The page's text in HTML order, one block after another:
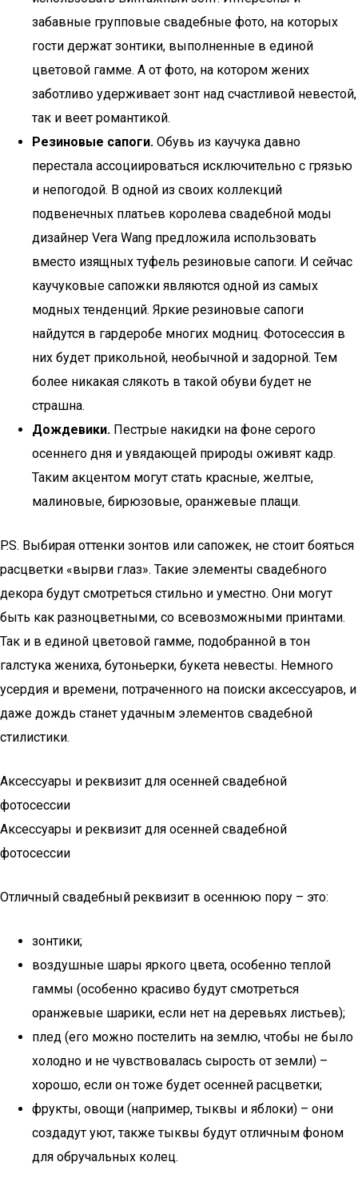
забавные групповые свадебные фото, на которых
гости держат зонтики, выполненные в единой
цветовой гамме. А от фото, на котором жених
заботливо удерживает зонт над счастливой невестой,
так и веет романтикой.
Резиновые сапоги. Обувь из каучука давно
перестала ассоциироваться исключительно с грязью
и непогодой. В одной из своих коллекций
подвенечных платьев королева свадебной моды
дизайнер Vera Wang предложила использовать
вместо изящных туфель резиновые сапоги. И сейчас
каучуковые сапожки являются одной из самых
модных тенденций. Яркие резиновые сапоги
найдутся в гардеробе многих модниц. Фотосессия в
них будет прикольной, необычной и задорной. Тем
более никакая слякоть в такой обуви будет не
страшна.
Дождевики. Пестрые накидки на фоне серого
осеннего дня и увядающей природы оживят кадр.
Таким акцентом могут стать красные, желтые,
малиновые, бирюзовые, оранжевые плащи.
P.S. Выбирая оттенки зонтов или сапожек, не стоит бояться
расцветки «вырви глаз». Такие элементы свадебного
декора будут смотреться стильно и уместно. Они могут
быть как разноцветными, со всевозможными принтами.
Так и в единой цветовой гамме, подобранной в тон
галстука жениха, бутоньерки, букета невесты. Немного
усердия и времени, потраченного на поиски аксессуаров, и
даже дождь станет удачным элементов свадебной
стилистики.
Аксессуары и реквизит для осенней свадебной
фотосессии
Аксессуары и реквизит для осенней свадебной
фотосессии
Отличный свадебный реквизит в осеннюю пору – это:
зонтики;
воздушные шары яркого цвета, особенно теплой
гаммы (особенно красиво будут смотреться
оранжевые шарики, если нет на деревьях листьев);
плед (его можно постелить на землю, чтобы не было
холодно и не чувствовалась сырость от земли) –
хорошо, если он тоже будет осенней расцветки;
фрукты, овощи (например, тыквы и яблоки) – они
создадут уют, также тыквы будут отличным фоном
для обручальных колец.